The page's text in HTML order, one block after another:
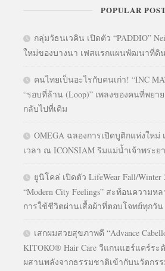
POPULAR
กลุ่มวัธนเวคิน เปิดตัว “PADDIO”
ใหม่ของบางนา เฟสแรกแผนพัฒนาที่ดิน
คนไทยเป็นอะไรกับคนเก่า! “INC
“รอบที่ล้าน (Loop)” เพลงของคนที่พยา
กลับไปที่เดิม
OMEGA ฉลองการเปิดบูติกแห่งใหม่
เวลา ณ ICONSIAM ริมแม่น้ำเจ้าพระยา
ยูนิโคล่ เปิดตัว LifeWear Fall/
“Modern City Feelings” สะท้อนความ
การใช้ชีวิตผ่านเสื้อผ้าที่ตอบโจทย์ทุกวัน
เสกผมสวยสุขภาพดี “Advance
KITOKO® Hair Care วีแกนแฮร์แคร์ร
ผสานพลังจากธรรมชาติเข้ากับนวัตกร